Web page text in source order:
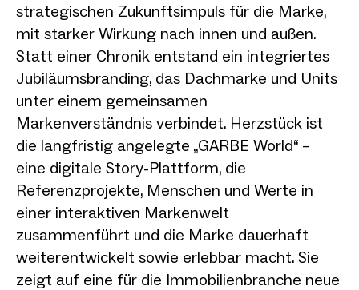
strategischen Zukunftsimpuls für die Marke,
mit starker Wirkung nach innen und außen.
Statt einer Chronik entstand ein integriertes
Jubiläumsbranding, das Dachmarke und Units
unter einem gemeinsamen
Markenverständnis verbindet. Herzstück ist
die langfristig angelegte „GARBE World“ –
eine digitale Story-Plattform, die
Referenzprojekte, Menschen und Werte in
einer interaktiven Markenwelt
zusammenführt und die Marke dauerhaft
weiterentwickelt sowie erlebbar macht. Sie
zeigt auf eine für die Immobilienbranche neue